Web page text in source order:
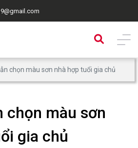
chọn màu sơn nhà hợp tuổi gia chủ
chọn màu sơn
gia chủ